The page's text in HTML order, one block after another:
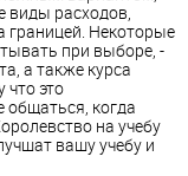
виды расходов,
границей. Некоторые
при выборе, -
а также курса
что это
когда
на учебу
вашу учебу и